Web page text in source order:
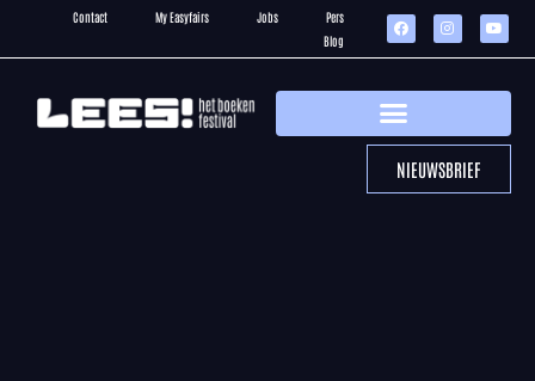
Contact My Easyfairs Jobs
Pers
Blog
NIEUWSBRIEF